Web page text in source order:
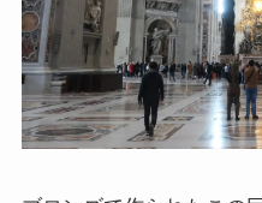
ドストエフスキーと
ドストエフスキーゆか
秋に記す夏の印象～